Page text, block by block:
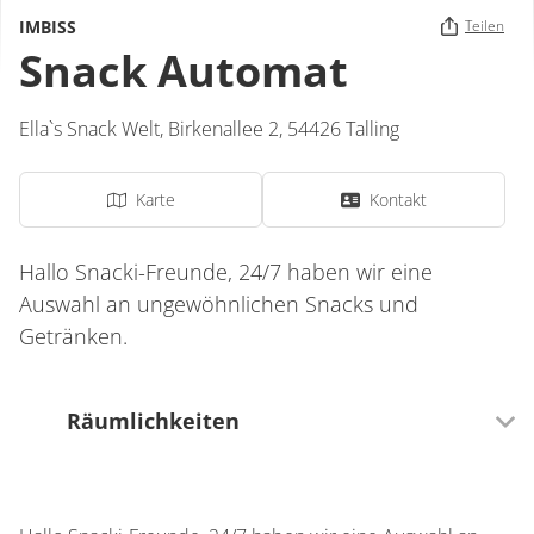
IMBISS Teilen
Snack Automat
Ella`s Snack Welt, Birkenallee 2, 54426Talling
Karte Kontakt
Hallo Snacki-Freunde, 24/7 haben wir eine
Auswahl an ungewöhnlichen Snacks und
Getränken.
Räumlichkeiten